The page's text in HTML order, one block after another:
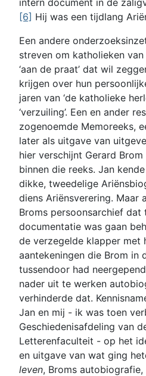
[6] Hij was een tijdlang
Een andere
streven om katholieken
‘aan de praat’ dat wil
krijgen over hun
jaren van ‘de katholieke
‘verzuiling’. Een en ander
zogenoemde Memoreeks,
later als uitgave van
hier verschijnt Gerard
binnen die reeks. Jan
dikke, tweedelige
diens Ariënsverering. Maar
Broms persoonsarchief dat
documentatie was gaan
de verzegelde klapper met
aantekeningen die Brom in
tussendoor had
nader uit te werken
verhinderde dat.
Jan en mij - ik was toen
Geschiedenisafdeling van
Letterenfaculteit - op het
en uitgave van wat ging
leven, Broms autobiografie,